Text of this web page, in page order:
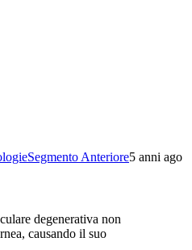
Segmento Anteriore5 anni ago
degenerativa non
causando il suo